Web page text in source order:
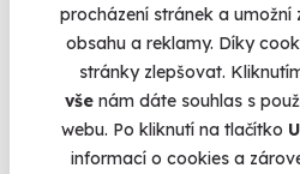
procházení stránek a umožní
obsahu a reklamy. Díky
stránky zlepšovat.
vše nám dáte souhlas s
webu. Po kliknutí na tlačítko
informací o cookies a
(+ 28 dalších lokalit)
1 899 Kč